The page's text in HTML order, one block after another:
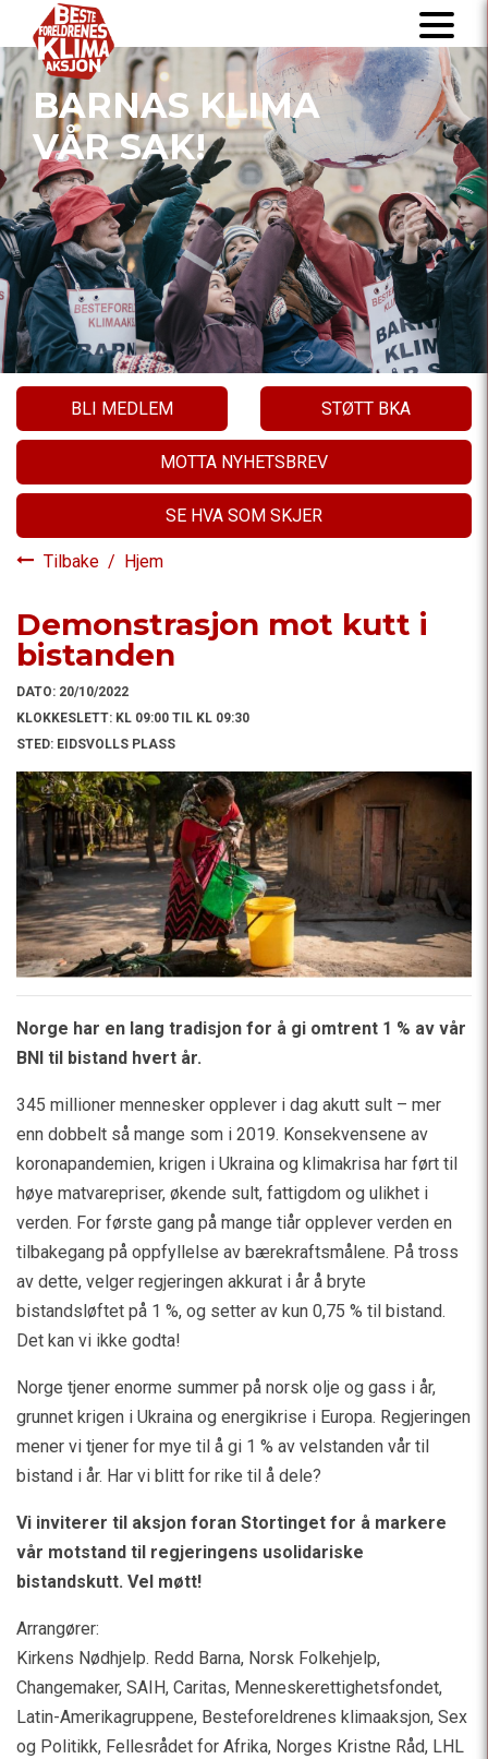
BARNAS KLIMA
VÅR SAK!
BLI MEDLEM STØTT BKA
MOTTA NYHETSBREV
SE HVA SOM SKJER
Tilbake / Hjem
Demonstrasjon mot kutt i
bistanden
DATO: 20/10/2022
KLOKKESLETT: KL 09:00 TIL KL 09:30
STED: EIDSVOLLS PLASS
Norge har en lang tradisjon for å gi omtrent 1 % av vår
BNI til bistand hvert år.
345 millioner mennesker opplever i dag akutt sult – mer
enn dobbelt så mange som i 2019. Konsekvensene av
koronapandemien, krigen i Ukraina og klimakrisa har ført til
høye matvarepriser, økende sult, fattigdom og ulikhet i
verden. For første gang på mange tiår opplever verden en
tilbakegang på oppfyllelse av bærekraftsmålene. På tross
av dette, velger regjeringen akkurat i år å bryte
bistandsløftet på 1 %, og setter av kun 0,75 % til bistand.
Det kan vi ikke godta!
Norge tjener enorme summer på norsk olje og gass i år,
grunnet krigen i Ukraina og energikrise i Europa. Regjeringen
mener vi tjener for mye til å gi 1 % av velstanden vår til
bistand i år. Har vi blitt for rike til å dele?
Vi inviterer til aksjon foran Stortinget for å markere
vår motstand til regjeringens usolidariske
bistandskutt. Vel møtt!
Arrangører:
Kirkens Nødhjelp. Redd Barna, Norsk Folkehjelp,
Changemaker, SAIH, Caritas, Menneskerettighetsfondet,
Latin-Amerikagruppene, Besteforeldrenes klimaaksjon, Sex
og Politikk, Fellesrådet for Afrika, Norges Kristne Råd, LHL